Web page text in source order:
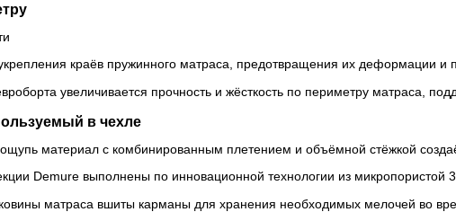
краёв пружинного матраса, предотвращения их деформации и
увеличивается прочность и жёсткость по периметру матраса,
в чехле
материал с комбинированным плетением и объёмной стёжкой
Demure выполнены по инновационной технологии из микропористой
матраса вшиты карманы для хранения необходимых мелочей во